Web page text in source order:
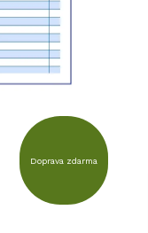
Doprava zdarma